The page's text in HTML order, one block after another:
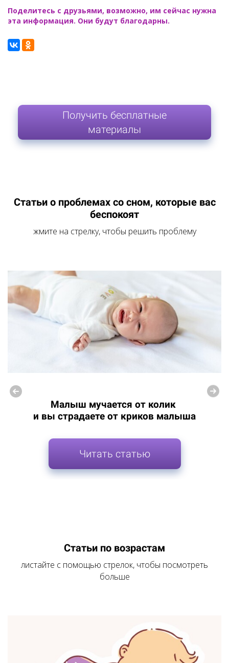
Поделитесь с друзьями, возможно, им сейчас нужна
эта информация. Они будут благодарны.
Получить бесплатные
материалы
Статьи о проблемах со сном, которые вас
беспокоят
жмите на стрелку, чтобы решить проблему
Малыш мучается от колик
и вы страдаете от криков малыша
Читать статью
Статьи по возрастам
листайте с помощью стрелок, чтобы посмотреть
больше